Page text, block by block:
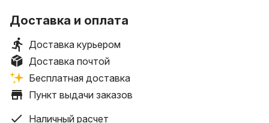
насадки-концентратора длиной 75мм и 60мм,
ширина щели в насадках - 6мм. А все точные
параметры и характеристик фена смотрите на фото к
объявлению!
Страна производства ИТАЛИЯ (не Китай). Гарантия
год + послегарантийное обслуживание.
Фен запакованный, новый, исправный. По всем
Доставка и оплата
Доставка курьером
Доставка почтой
Бесплатная доставка
Пункт выдачи заказов
Наличный расчет